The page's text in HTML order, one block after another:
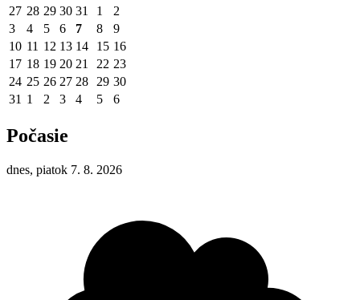
27 28 29 30 31 1
2
3
4 5 6 7 8
9
10 11 12 13 14 15 16
17 18 19 20 21 22 23
24 25 26 27 28 29 30
31 1 2 3 4 5 6
Počasie
dnes, piatok 7. 8. 2026